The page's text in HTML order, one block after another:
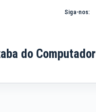
Siga-nos:
do Computador